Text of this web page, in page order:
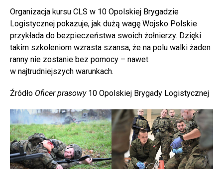
Organizacja kursu CLS w 10 Opolskiej Brygadzie
Logistycznej pokazuje, jak dużą wagę Wojsko Polskie
przykłada do bezpieczeństwa swoich żołnierzy. Dzięki
takim szkoleniom wzrasta szansa, że na polu walki żaden
ranny nie zostanie bez pomocy – nawet
w najtrudniejszych warunkach.
Źródło Oficer prasowy10 Opolskiej Brygady Logistycznej